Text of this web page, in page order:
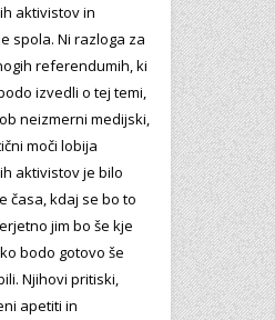
aktivistov in
spola. Ni razloga za
referendumih, ki
izvedli o tej temi,
neizmerni medijski,
moči lobija
aktivistov je bilo
časa, kdaj se bo to
jim bo še kje
bodo gotovo še
Njihovi pritiski,
apetiti in